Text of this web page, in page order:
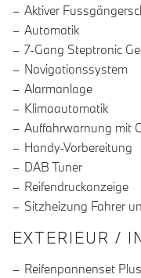
Aktiver
Automatik
7-Gang Steptronic
Navigationssystem
Alarmanlage
Klimaautomatik
Auffahrwarnung mit
Handy-Vorbereitung
DAB Tuner
Reifendruckanzeige
Sitzheizung Fahrer
EXTERIEUR /
Reifenpannenset Plus